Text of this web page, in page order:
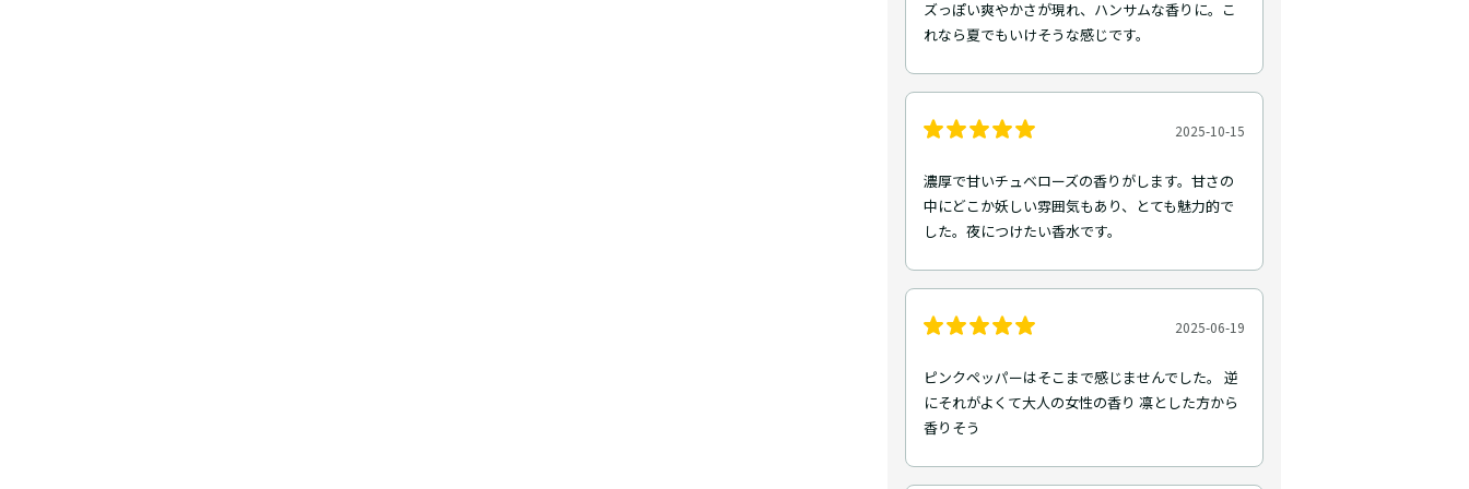
ズっぽい爽やかさが現れ、ハンサムな香りに。こ
れなら夏でもいけそうな感じです。
2025-10-15
濃厚で甘いチュベローズの香りがします。甘さの
中にどこか妖しい雰囲気もあり、とても魅力的で
した。夜につけたい香水です。
2025-06-19
ピンクペッパーはそこまで感じませんでした。 逆
にそれがよくて大人の女性の香り 凛とした方から
香りそう